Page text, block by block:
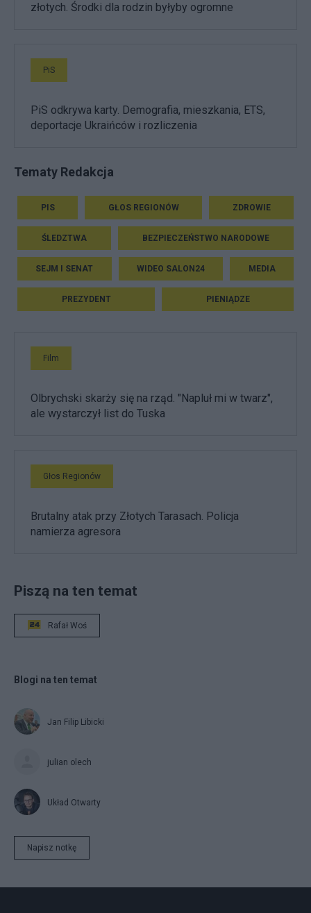
złotych. Środki dla rodzin byłyby ogromne
PiS
PiS odkrywa karty. Demografia, mieszkania, ETS,
deportacje Ukraińców i rozliczenia
Tematy Redakcja
PIS GŁOS REGIONÓW ZDROWIE
ŚLEDZTWA BEZPIECZEŃSTWO NARODOWE
SEJM I SENAT WIDEO SALON24 MEDIA
PREZYDENT PIENIĄDZE
Film
Olbrychski skarży się na rząd. "Napluł mi w twarz",
ale wystarczył list do Tuska
Głos Regionów
Brutalny atak przy Złotych Tarasach. Policja
namierza agresora
Piszą na ten temat
Rafał Woś
Blogi na ten temat
Jan Filip Libicki
julian olech
Układ Otwarty
Napisz notkę